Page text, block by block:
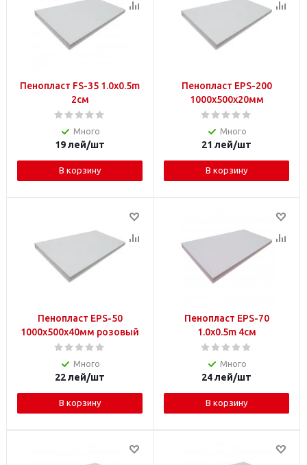
Пенопласт FS-35 1.0x0.5m
2см
Много
19лей/шт
В корзину
Пенопласт EPS-200
1000x500x20мм
Много
21 лей/шт
В корзину
Пенопласт EPS-50
1000x500x40мм розовый
Много
22лей/шт
В корзину
Пенопласт EPS-70
1.0x0.5m 4см
Много
24лей/шт
В корзину